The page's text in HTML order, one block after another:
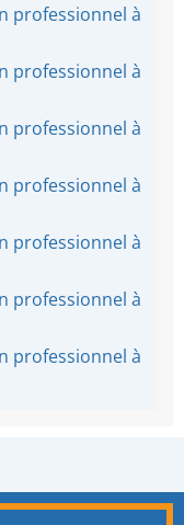
professionnel à
professionnel à
professionnel à
professionnel à
professionnel à
professionnel à
professionnel à